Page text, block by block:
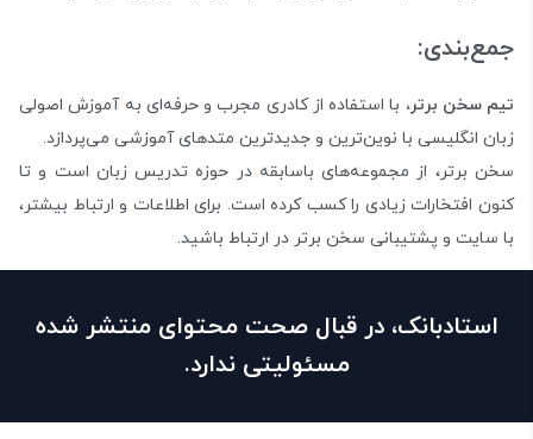
جمع‌بندی:
تیم سخن برتر، با استفاده از کادری مجرب و حرفه‌ای به آموزش اصولی
زبان انگلیسی با نوین‌ترین و جدیدترین متدهای آموزشی می‌پردازد.
سخن برتر، از مجموعه‌های باسابقه در حوزه تدریس زبان است و تا
کنون افتخارات زیادی را کسب کرده‌ است. برای اطلاعات و ارتباط بیشتر،
با سایت و پشتیبانی سخن برتر در ارتباط باشید.
استادبانک، در قبال صحت محتوای منتشر شده
مسئولیتی ندارد.